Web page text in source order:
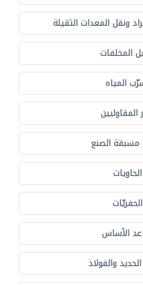
ونقل المعدات الثقيلة
المخلفات
المياه
المقاوليين
مسبقة الصنع
الحاويات
الحفريّات
الأساس
والفولاذ